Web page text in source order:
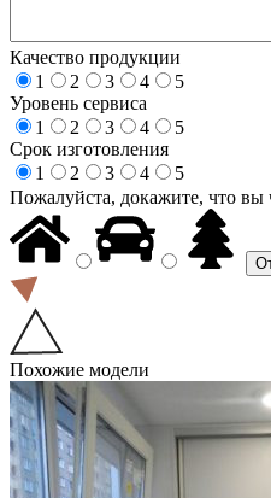
Качество продукции
1
2 3 4
5
Уровень сервиса
1
2 3 4
5
Срок изготовления
1
2 3 4
5
Пожалуйста, докажите, что вы
Похожие модели